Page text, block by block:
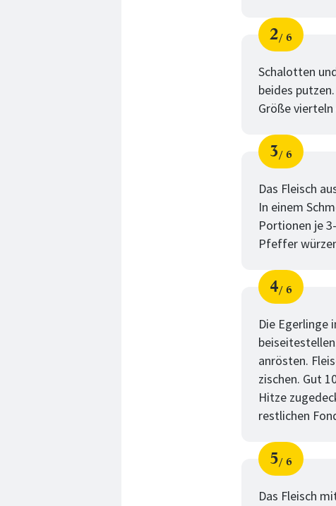
Schritt
2
von
6
Schalotten
beides
Größe
Schritt
3
von
6
Das Fleisch
In einem
Portionen je
Pfeffer
Schritt
4
von
6
Die Egerlinge
anrösten.
zischen. Gut
Hitze
restlichen
Schritt
5
von
6
Das Fleisch